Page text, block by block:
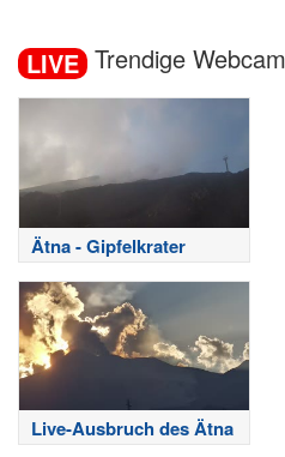
LIVE Trendige
Ätna - Gipfelkrater
Live-Ausbruch des Ätna